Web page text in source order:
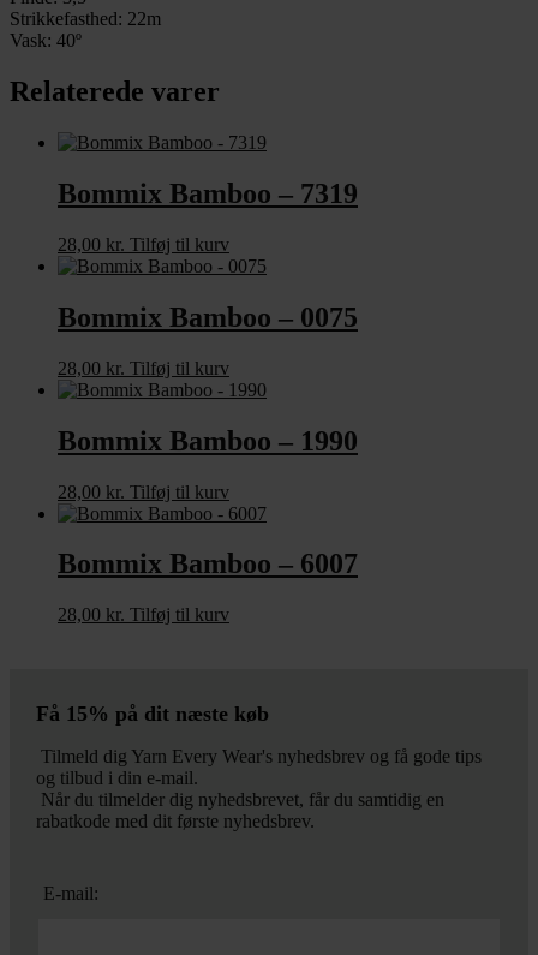
Strikkefasthed: 22m
Vask: 40º
Relaterede varer
Bommix Bamboo – 7319
28,00 kr. Tilføj til kurv
Bommix Bamboo – 0075
28,00 kr. Tilføj til kurv
Bommix Bamboo – 1990
28,00 kr. Tilføj til kurv
Bommix Bamboo – 6007
28,00 kr. Tilføj til kurv
Få 15% på dit næste køb
Tilmeld dig Yarn Every Wear's nyhedsbrev og få gode tips
og tilbud i din e-mail.
Når du tilmelder dig nyhedsbrevet, får du samtidig en
rabatkode med dit første nyhedsbrev.
E-mail: